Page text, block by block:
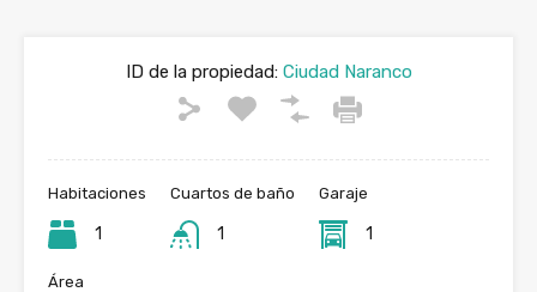
ID de la propiedad:Ciudad Naranco
Habitaciones
1
Cuartos de baño
1
Garaje
1
Área